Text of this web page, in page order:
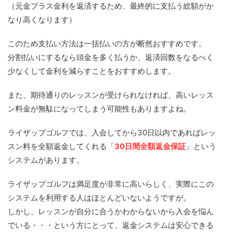
（元金プラス金利を返済するため、最終的に支払う総額がか
なり高くなります）
このため支払い方法は一括払いの方が断然おすすめです。
分割払いにするなら頭金を多く払うか、返済回数をなるべく
少なくして金利を減らすことをおすすめします。
また、期待通りのレッスンが受けられなければ、高いレッス
ン料金が無駄になってしまう可能性もありますよね。
ライザップゴルフでは、入会してから30日以内であればレッ
スン料を全額返金してくれる「30日間全額返金保証 」という
システムがあります。
ライザップゴルフは満足度が非常に高いらしく、実際にこの
システムを利用する人はほとんどいないようですが。
しかし、レッスンが自分に合うかわからないから入会を悩ん
でいる・・・という方にとって、返金システムは安心できる